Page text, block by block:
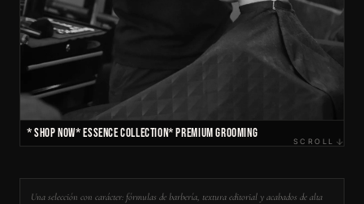
* SHOP NOW* ESSENCE COLLECTION* PREMIUM GROOMING SCROLL
Una selección con carácter: fórmulas de barbería, textura editorial y acabados de alta